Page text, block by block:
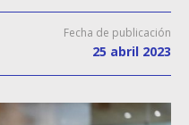
Fecha de publicación
25 abril 2023